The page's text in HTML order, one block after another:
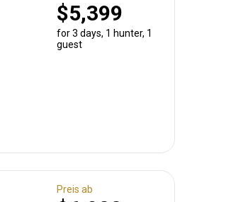
$5,399
for 3 days, 1 hunter, 1
guest
Preis ab